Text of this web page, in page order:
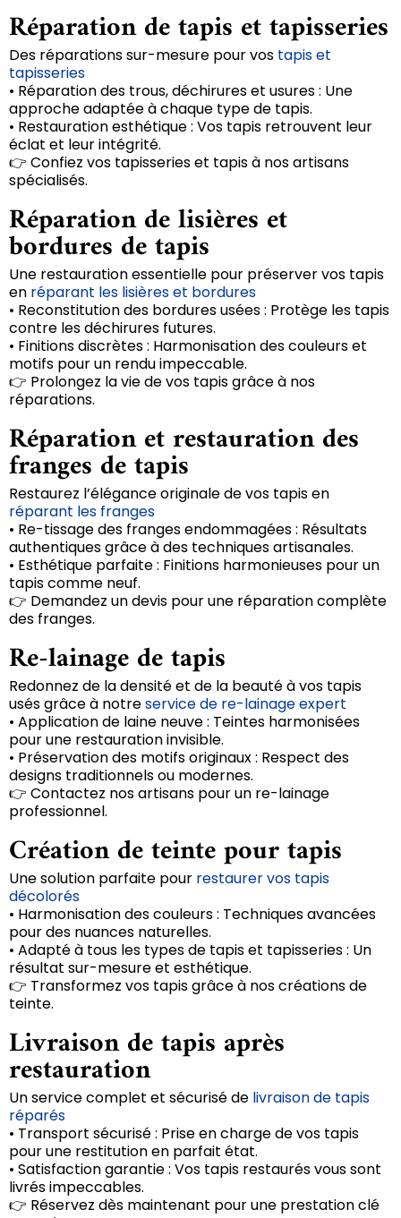
Réparation de tapis et tapisseries
Des réparations sur-mesure pour vos tapis et
tapisseries
• Réparation des trous, déchirures et usures : Une
approche adaptée à chaque type de tapis.
• Restauration esthétique : Vos tapis retrouvent leur
éclat et leur intégrité.
👉 Confiez vos tapisseries et tapis à nos artisans
spécialisés.
Réparation de lisières et
bordures de tapis
Une restauration essentielle pour préserver vos tapis
en réparant les lisières et bordures
• Reconstitution des bordures usées : Protège les tapis
contre les déchirures futures.
• Finitions discrètes : Harmonisation des couleurs et
motifs pour un rendu impeccable.
👉 Prolongez la vie de vos tapis grâce à nos
réparations.
Réparation et restauration des
franges de tapis
Restaurez l’élégance originale de vos tapis en
réparant les franges
• Re-tissage des franges endommagées : Résultats
authentiques grâce à des techniques artisanales.
• Esthétique parfaite : Finitions harmonieuses pour un
tapis comme neuf.
👉 Demandez un devis pour une réparation complète
des franges.
Re-lainage de tapis
Redonnez de la densité et de la beauté à vos tapis
usés grâce à notreservice de re-lainage expert
• Application de laine neuve : Teintes harmonisées
pour une restauration invisible.
• Préservation des motifs originaux : Respect des
designs traditionnels ou modernes.
👉 Contactez nos artisans pour un re-lainage
professionnel.
Création de teinte pour tapis
Une solution parfaite pour restaurer vos tapis
décolorés
• Harmonisation des couleurs : Techniques avancées
pour des nuances naturelles.
• Adapté à tous les types de tapis et tapisseries : Un
résultat sur-mesure et esthétique.
👉 Transformez vos tapis grâce à nos créations de
teinte.
Livraison de tapis après
restauration
Un service complet et sécurisé de livraison de tapis
réparés
• Transport sécurisé : Prise en charge de vos tapis
pour une restitution en parfait état.
• Satisfaction garantie : Vos tapis restaurés vous sont
livrés impeccables.
👉 Réservez dès maintenant pour une prestation clé